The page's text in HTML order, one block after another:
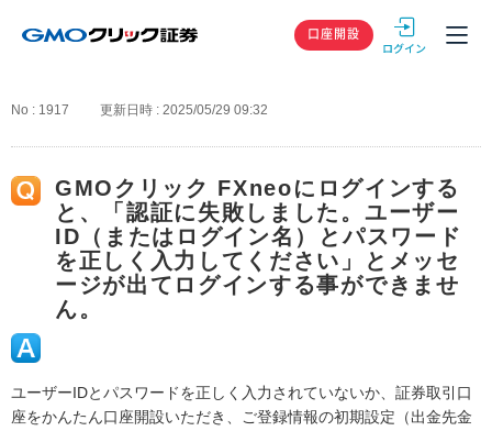
GMOクリック
口座開設
No : 1917 更新日時 : 2025/05/29 09:32
GMOクリック FXneoにログインする
と、「認証に失敗しました。ユーザー
ID（またはログイン名）とパスワード
を正しく入力してください」とメッセ
ージが出てログインする事ができませ
ん。
ユーザーIDとパスワードを正しく入力されていないか、証券取引口
座をかんたん口座開設いただき、ご登録情報の初期設定（出金先金